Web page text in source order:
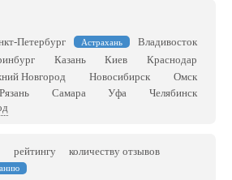
Петербург Астрахань
Владивосток
Казань Киев
Краснодар
Новгород Новосибирск
Омск
Рязань Самара Уфа
Челябинск
рейтингу
количеству отзывов